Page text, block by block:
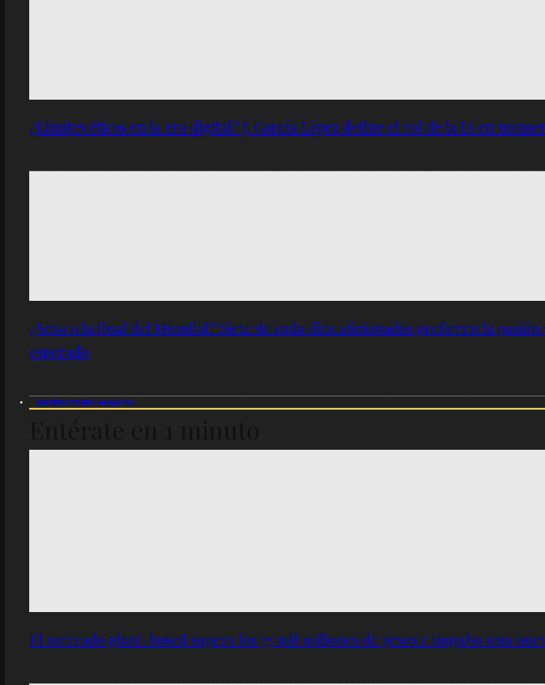
¿Límites éticos en la era digital? J. García López define el rol de la IA en
¿Sexo o la final del Mundial? Siete de cada diez aficionados prefieren la
esperado
ENTÉRATE EN 1 MINUTO
El mercado plant-based supera los 75 mil millones de pesos e impulsa una